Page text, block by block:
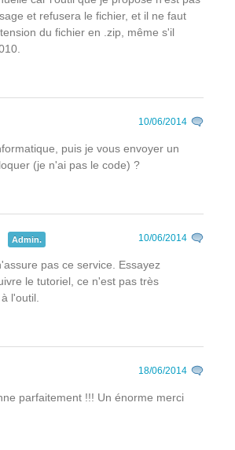
et refusera le fichier, et il ne faut
du fichier en .zip, même s'il
10/06/2014
puis je vous envoyer un
(je n'ai pas le code) ?
Admin. 10/06/2014
pas ce service. Essayez
le tutoriel, ce n'est pas très
l'outil.
18/06/2014
parfaitement !!! Un énorme merci